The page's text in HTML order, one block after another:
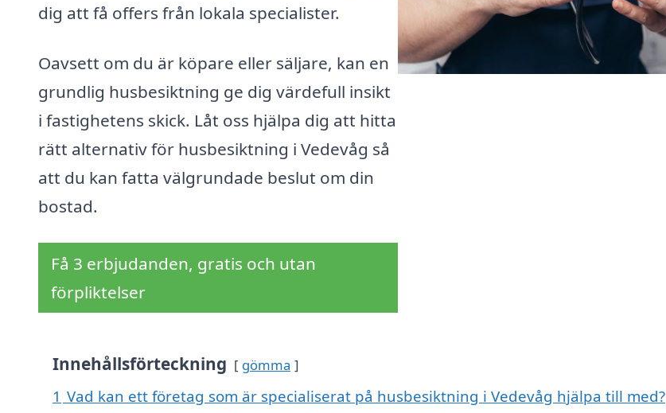
dig att få offers från lokala specialister.
Oavsett om du är köpare eller säljare, kan en
grundlig husbesiktning ge dig värdefull insikt
i fastighetens skick. Låt oss hjälpa dig att hitta
rätt alternativ för husbesiktning i Vedevåg så
att du kan fatta välgrundade beslut om din
bostad.
Få 3 erbjudanden, gratis och utan
förpliktelser
Innehållsförteckning gömma
1 Vad kan ett företag som är specialiserat på husbesiktning i Vedevåg hjälpa till med?